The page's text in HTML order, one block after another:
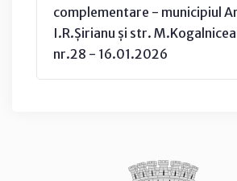
complementare - municipiul
I.R.Șirianu și str.
nr.28 - 16.01.2026